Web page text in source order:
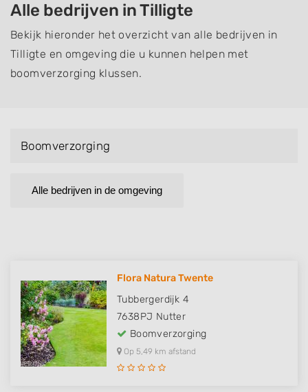
Alle bedrijven in Tilligte
Bekijk hieronder het overzicht van alle bedrijven in
Tilligte en omgeving die u kunnen helpen met
boomverzorging klussen.
Boomverzorging
Alle bedrijven in de omgeving
Flora Natura Twente
Tubbergerdijk 4
7638PJ Nutter
Boomverzorging
Op 5,49 km afstand